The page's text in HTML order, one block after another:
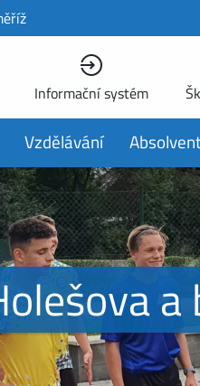
Informační systém
Vzdělávání
a